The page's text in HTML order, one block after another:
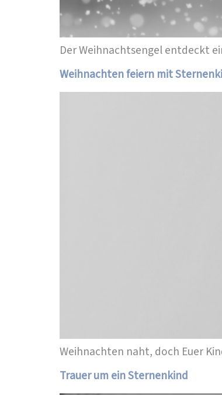
Der Weihnachtsengel entdeckt
Weihnachten feiern mit
Weihnachten naht, doch Euer
Trauer um ein Sternenkind